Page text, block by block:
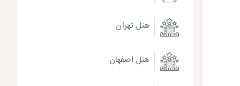
هتل تهران
هتل اصفهان